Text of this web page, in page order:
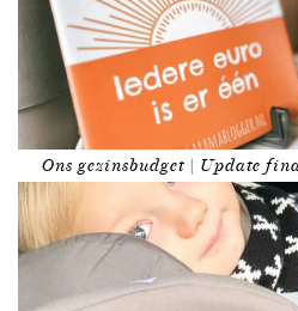
Ons gezinsbudget | Update